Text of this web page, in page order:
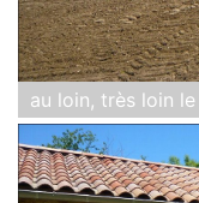
au loin, très loin